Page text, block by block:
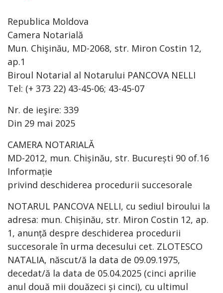
Republica Moldova
Camera Notarială
Mun. Chişinău, MD-2068, str. Miron Costin 12,
ap.1
Biroul Notarial al Notarului PANCOVA NELLI
Tel: (+ 373 22) 43-45-06; 43-45-07
Nr. de ieşire: 339
Din 29 mai 2025
CAMERA NOTARIALĂ
MD-2012, mun. Chișinău, str. București 90 of.16
Informație
privind deschiderea procedurii succesorale
NOTARUL PANCOVA NELLI, cu sediul biroului la
adresa: mun. Chișinău, str. Miron Costin 12, ap.
1, anunță despre deschiderea procedurii
succesorale în urma decesului cet. ZLOTESCO
NATALIA, născut/ă la data de 09.09.1975,
decedat/ă la data de 05.04.2025 (cinci aprilie
anul două mii douăzeci și cinci), cu ultimul